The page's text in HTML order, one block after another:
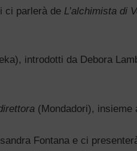
ci parlerà de L’alchimista di
introdotti da Debora
(Mondadori), insieme
Fontana e ci